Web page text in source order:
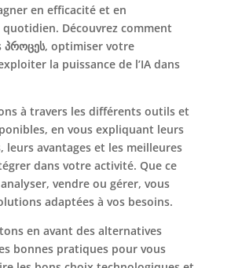
en efficacité et en
Découvrez comment
პროცეს, optimiser votre
la puissance de l’IA dans
à travers les différents outils et
en vous expliquant leurs
leurs avantages et les meilleures
dans votre activité. Que ce
vendre ou gérer, vous
adaptées à vos besoins.
en avant des alternatives
bonnes pratiques pour vous